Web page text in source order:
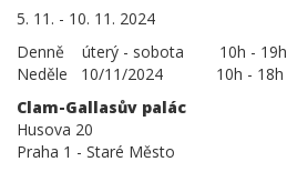
5. 11. - 10. 11. 2024
Denně úterý - sobota 10h - 19h
Neděle 10/11/2024 10h - 18h
Clam-Gallasův palác
Husova 20
Praha 1 - Staré Město